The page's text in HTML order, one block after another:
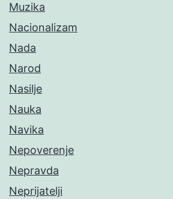
Muzika
Nacionalizam
Nada
Narod
Nasilje
Nauka
Navika
Nepoverenje
Nepravda
Neprijatelji